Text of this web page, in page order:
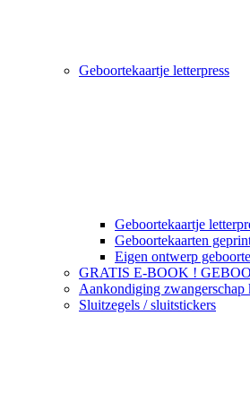
Geboortekaartje letterpress
Geboortekaartje
Geboortekaarten
Eigen ontwerp
GRATIS E-BOOK !
Aankondiging zwangerschap
Sluitzegels / sluitstickers